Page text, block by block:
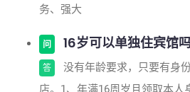
务、强大
问 16岁可以单独住宾馆吗
答
没有年龄要求，只要有身
店。1、年满16周岁且领取本人